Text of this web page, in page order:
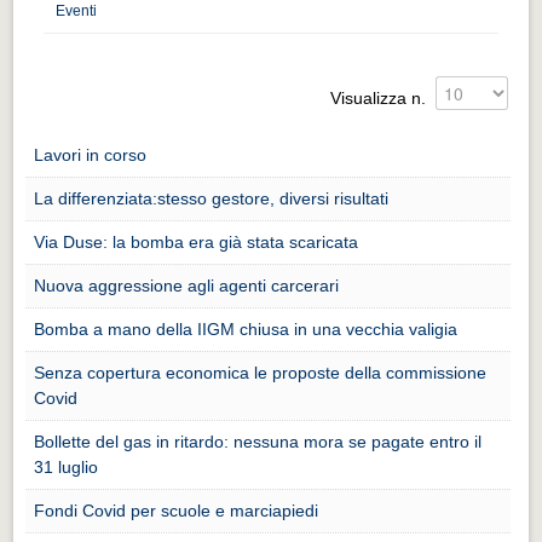
Distretto industriale
Cultura e turismo 4.0
PROGETTI
PROGETTI
Progetti Aperti
Progetti Realizzati
Progetti Realizzati
EVENTI
EVENTI
Eventi
Visualizza n.
Lavori in corso
La differenziata:stesso gestore, diversi risultati
Via Duse: la bomba era già stata scaricata
Nuova aggressione agli agenti carcerari
Bomba a mano della IIGM chiusa in una vecchia valigia
Senza copertura economica le proposte della commissione
Covid
Bollette del gas in ritardo: nessuna mora se pagate entro il
31 luglio
Fondi Covid per scuole e marciapiedi